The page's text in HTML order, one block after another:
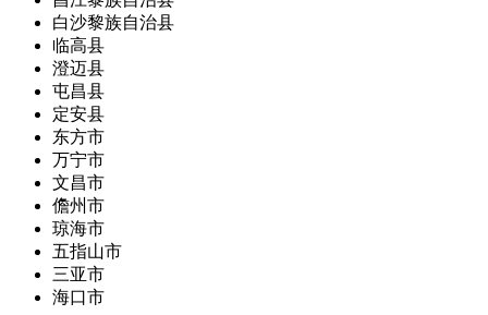
白沙黎族自治县
临高县
澄迈县
屯昌县
定安县
东方市
万宁市
文昌市
儋州市
琼海市
五指山市
三亚市
海口市